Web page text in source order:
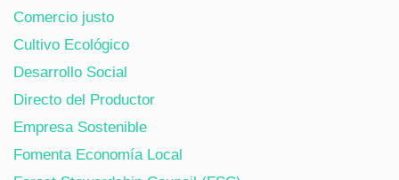
Comercio justo
Cultivo Ecológico
Desarrollo Social
Directo del Productor
Empresa Sostenible
Fomenta Economía Local